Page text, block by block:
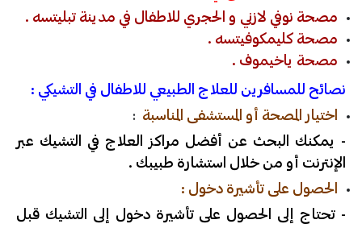
مصحة نوفي لازني و الحجري للاطفال في مدينة تبليتسه .
مصحة كليمكوفيتسه .
مصحة ياخيموف .
نصائح للمسافرين للعلاج الطبيعي للاطفال في التشيكي :
اختيار المصحة أو المستشفى المناسبة
:
- يمكنك البحث عن أفضل مراكز العلاج في التشيك عبر
الإنترنت أو من خلال استشارة طبيبك .
الحصول على تأشيرة دخول :
- تحتاج إلى الحصول على تأشيرة دخول إلى التشيك قبل